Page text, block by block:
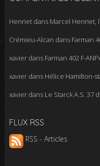
Henrietdans Marcel Henriet,
Crémieu-Alcan dans Farman
xavierdans Farman 402 F-
xavierdans Hélice Hamilton-
xavierdans Le Starck A.S. 37
FLUX RSS
RSS - Articles